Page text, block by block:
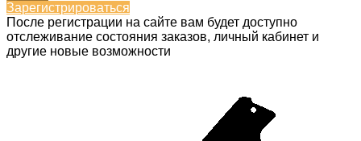
Зарегистрироваться
После регистрации на сайте вам будет доступно
отслеживание состояния заказов, личный кабинет и
другие новые возможности